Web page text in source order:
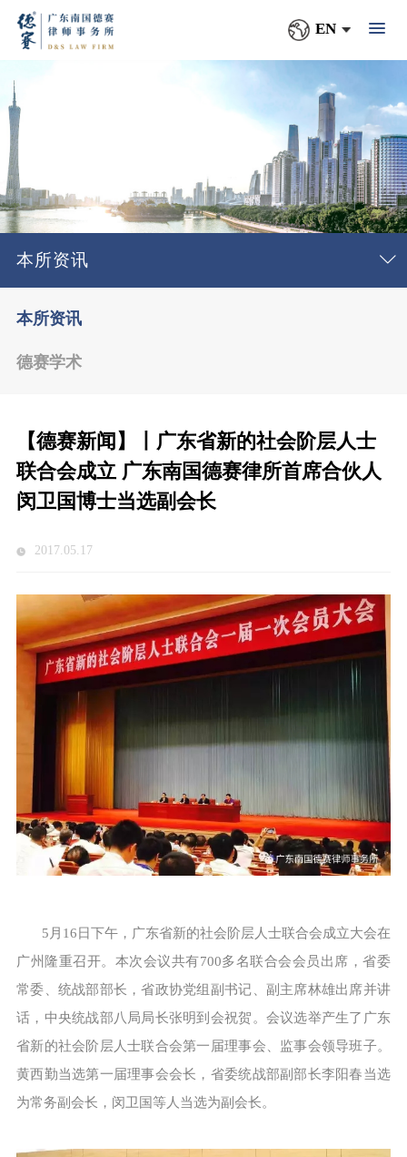
EN
本所资讯
本所资讯
德赛学术
【德赛新闻】丨广东省新的社会阶层人士
联合会成立 广东南国德赛律所首席合伙人
闵卫国博士当选副会长
2017.05.17
5月16日下午，广东省新的社会阶层人士联合会成立大会在
广州隆重召开。本次会议共有700多名联合会会员出席，省委
常委、统战部部长，省政协党组副书记、副主席林雄出席并讲
话，中央统战部八局局长张明到会祝贺。会议选举产生了广东
省新的社会阶层人士联合会第一届理事会、监事会领导班子。
黄西勤当选第一届理事会会长，省委统战部副部长李阳春当选
为常务副会长，闵卫国等人当选为副会长。